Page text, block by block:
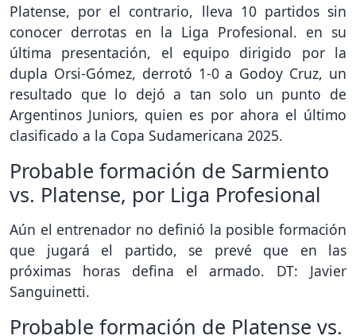
Platense, por el contrario, lleva 10 partidos sin
conocer derrotas en la Liga Profesional. en su
última presentación, el equipo dirigido por la
dupla Orsi-Gómez, derrotó 1-0 a Godoy Cruz, un
resultado que lo dejó a tan solo un punto de
Argentinos Juniors, quien es por ahora el último
clasificado a la Copa Sudamericana 2025.
Probable formación de Sarmiento
vs. Platense, por Liga Profesional
Aún el entrenador no definió la posible formación
que jugará el partido, se prevé que en las
próximas horas defina el armado. DT: Javier
Sanguinetti.
Probable formación de Platense vs.